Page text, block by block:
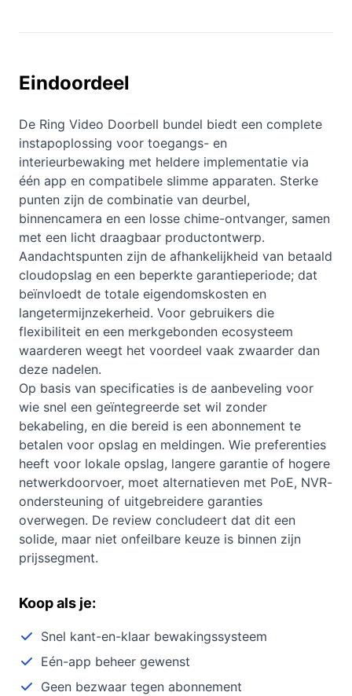
Eindoordeel
De Ring Video Doorbell bundel biedt een complete
instapoplossing voor toegangs- en
interieurbewaking met heldere implementatie via
één app en compatibele slimme apparaten. Sterke
punten zijn de combinatie van deurbel,
binnencamera en een losse chime-ontvanger, samen
met een licht draagbaar productontwerp.
Aandachtspunten zijn de afhankelijkheid van betaald
cloudopslag en een beperkte garantieperiode; dat
beïnvloedt de totale eigendomskosten en
langetermijnzekerheid. Voor gebruikers die
flexibiliteit en een merkgebonden ecosysteem
waarderen weegt het voordeel vaak zwaarder dan
deze nadelen.
Op basis van specificaties is de aanbeveling voor
wie snel een geïntegreerde set wil zonder
bekabeling, en die bereid is een abonnement te
betalen voor opslag en meldingen. Wie preferenties
heeft voor lokale opslag, langere garantie of hogere
netwerkdoorvoer, moet alternatieven met PoE, NVR-
ondersteuning of uitgebreidere garanties
overwegen. De review concludeert dat dit een
solide, maar niet onfeilbare keuze is binnen zijn
prijssegment.
Koop als je:
Snel kant-en-klaar bewakingssysteem
Eén-app beheer gewenst
Geen bezwaar tegen abonnement